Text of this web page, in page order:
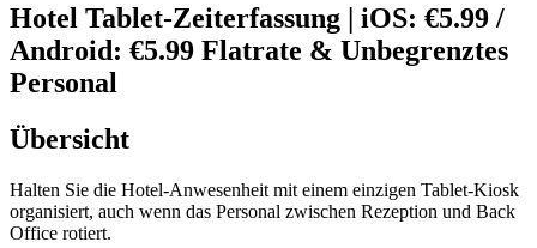
Hotel Tablet-Zeiterfassung | iOS: €5.99 /
Android: €5.99 Flatrate & Unbegrenztes
Personal
Übersicht
Halten Sie die Hotel-Anwesenheit mit einem einzigen Tablet-Kiosk
organisiert, auch wenn das Personal zwischen Rezeption und Back
Office rotiert.